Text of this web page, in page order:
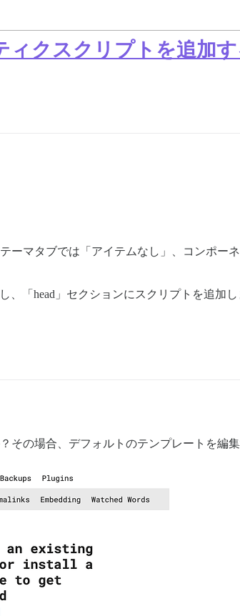
ィクスクリプトを追加
ーマタブでは「アイテムなし」、コンポー
、「head」セクションにスクリプトを追加
その場合、デフォルトのテンプレートを編